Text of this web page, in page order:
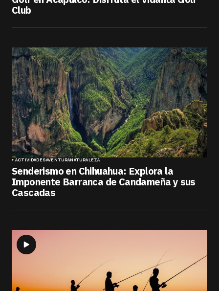
Club
ACTIVIDADESAVENTURANATURALEZA
Senderismo en Chihuahua: Explora la
Imponente Barranca de Candameña y sus
Cascadas